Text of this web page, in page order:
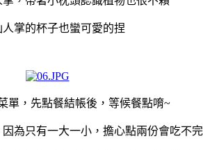
人掌的杯子也蠻可愛的捏
單，先點餐結帳後，等候餐點唷~
為只有一大一小，擔心點兩份會吃不完